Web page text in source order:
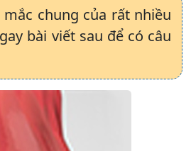
chung của rất nhiều
bài viết sau để có câu